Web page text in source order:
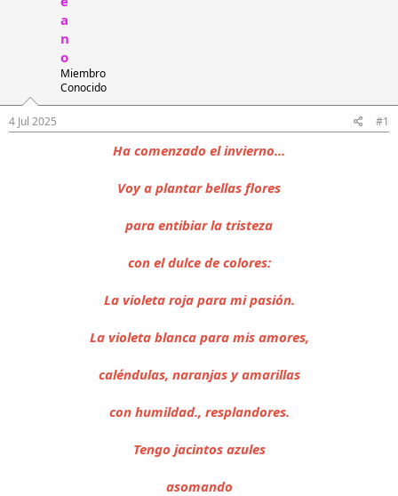
a
n
o
Miembro
Conocido
4 Jul 2025 #1
Ha comenzado el invierno...
Voy a plantar bellas flores
para entibiar la tristeza
con el dulce de colores:
La violeta roja para mi pasión.
La violeta blanca para mis amores,
caléndulas, naranjas y amarillas
con humildad., resplandores.
Tengo jacintos azules
asomando